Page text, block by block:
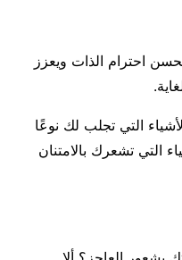
احترام الذات ويعزز
التي تجلب لك نوعًا
التي تشعرك بالامتنان